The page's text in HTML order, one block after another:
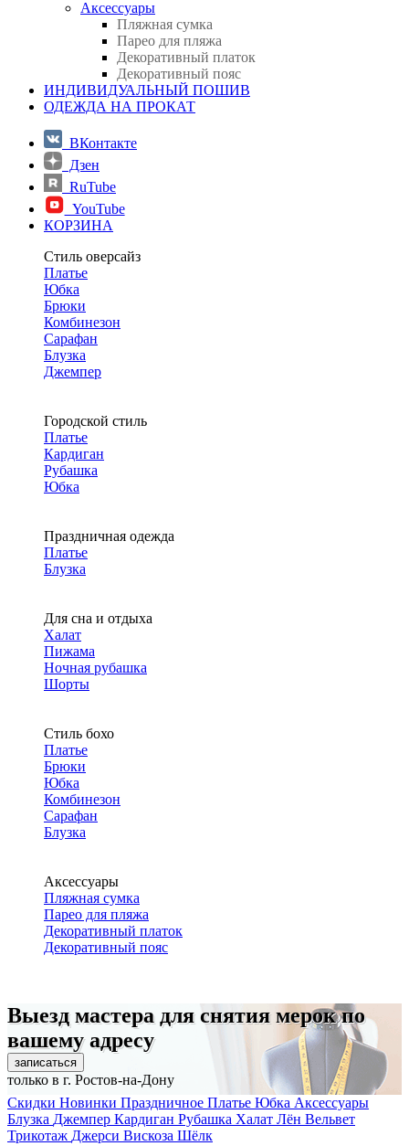
Аксессуары
Пляжная сумка
Парео для пляжа
Декоративный платок
Декоративный пояс
ИНДИВИДУАЛЬНЫЙ ПОШИВ
ОДЕЖДА НА ПРОКАТ
ВКонтакте
Дзен
RuTube
YouTube
КОРЗИНА
Стиль оверсайз
Платье
Юбка
Брюки
Комбинезон
Сарафан
Блузка
Джемпер
Городской стиль
Платье
Кардиган
Рубашка
Юбка
Праздничная одежда
Платье
Блузка
Для сна и отдыха
Халат
Пижама
Ночная рубашка
Шорты
Стиль бохо
Платье
Брюки
Юбка
Комбинезон
Сарафан
Блузка
Аксессуары
Пляжная сумка
Парео для пляжа
Декоративный платок
Декоративный пояс
Выезд мастера для снятия мерок по
вашему адресу
записаться
только в г. Ростов-на-Дону
Скидки Новинки Праздничное Платье Юбка Аксессуары
Блузка Джемпер Кардиган Рубашка Халат Лён Вельвет
Трикотаж Джерси Вискоза Шёлк